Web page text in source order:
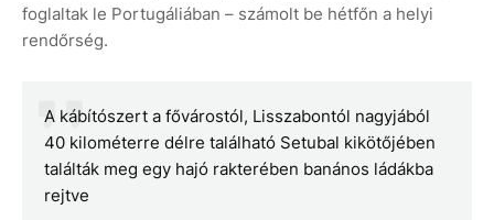
foglaltak le Portugáliában – számolt be hétfőn a helyi
rendőrség.
A kábítószert a fővárostól, Lisszabontól nagyjából
40 kilométerre délre található Setubal kikötőjében
találták meg egy hajó rakterében banános ládákba
rejtve